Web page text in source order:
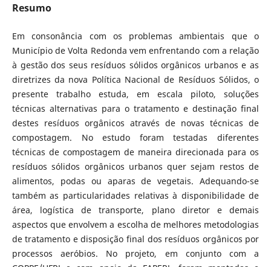
Resumo
Em consonância com os problemas ambientais que o
Município de Volta Redonda vem enfrentando com a relação
à gestão dos seus resíduos sólidos orgânicos urbanos e as
diretrizes da nova Política Nacional de Resíduos Sólidos, o
presente trabalho estuda, em escala piloto, soluções
técnicas alternativas para o tratamento e destinação final
destes resíduos orgânicos através de novas técnicas de
compostagem. No estudo foram testadas diferentes
técnicas de compostagem de maneira direcionada para os
resíduos sólidos orgânicos urbanos quer sejam restos de
alimentos, podas ou aparas de vegetais. Adequando-se
também as particularidades relativas à disponibilidade de
área, logística de transporte, plano diretor e demais
aspectos que envolvem a escolha de melhores metodologias
de tratamento e disposição final dos resíduos orgânicos por
processos aeróbios. No projeto, em conjunto com a